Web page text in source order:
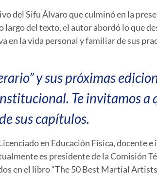
del Sifu Álvaro que culminó en la
del texto, el autor abordó lo que
en la vida personal y familiar de sus
y sus próximas
. Te invitamos a
sus capítulos.
en Educación Física, docente
es presidente de la Comisión
en el libro “The 50 Best Martial